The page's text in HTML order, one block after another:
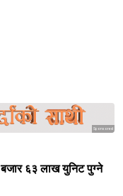
Sponsored
६३ लाख युनिट पुग्ने